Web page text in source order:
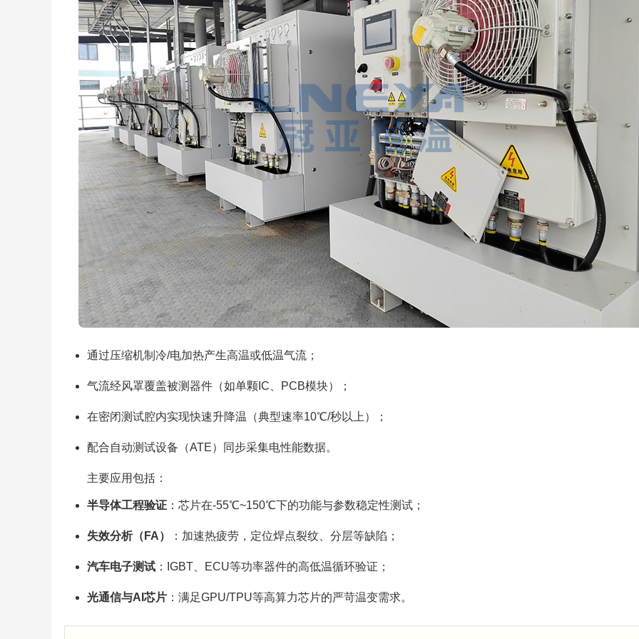
通过压缩机制冷/电加热产生高温或低温气流；
气流经风罩覆盖被测器件（如单颗IC、PCB模块）；
在密闭测试腔内实现快速升降温（典型速率10℃/秒以上）；
配合自动测试设备（ATE）同步采集电性能数据。
主要应用包括：
半导体工程验证：芯片在-55℃~150℃下的功能与参数稳定性测试；
失效分析（FA） ：加速热疲劳，定位焊点裂纹、分层等缺陷；
汽车电子测试：IGBT、ECU等功率器件的高低温循环验证；
光通信与AI芯片：满足GPU/TPU等高算力芯片的严苛温变需求。